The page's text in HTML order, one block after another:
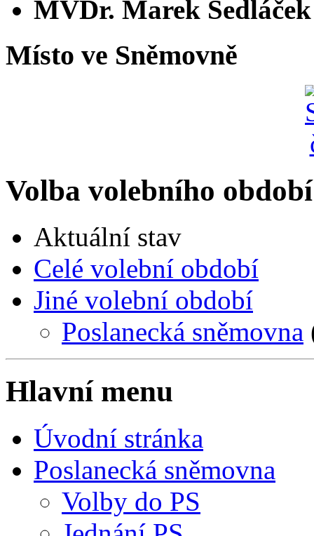
MVDr. Marek Sedláček
Místo ve Sněmovně
Volba volebního období
Aktuální stav
Celé volební období
Jiné volební období
Poslanecká sněmovna
Hlavní menu
Úvodní stránka
Poslanecká sněmovna
Volby do PS